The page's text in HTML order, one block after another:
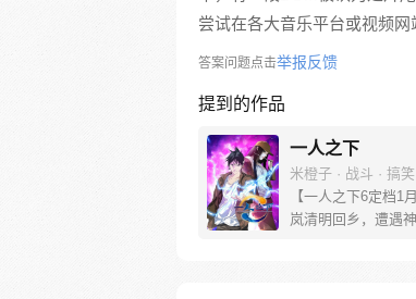
尝试在各大音乐平台或视频
答案问题点击举报反馈
提到的作品
一人之下
米橙子 · 战斗 · 搞笑
【一人之下6定档1
岚清明回乡，遭遇